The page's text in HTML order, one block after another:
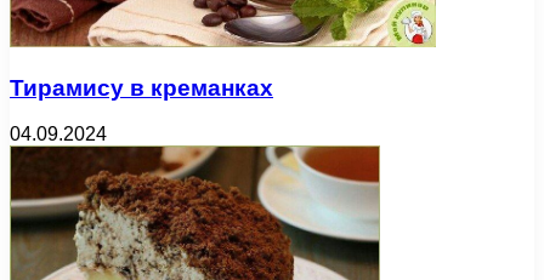
Тирамису в креманках
04.09.2024